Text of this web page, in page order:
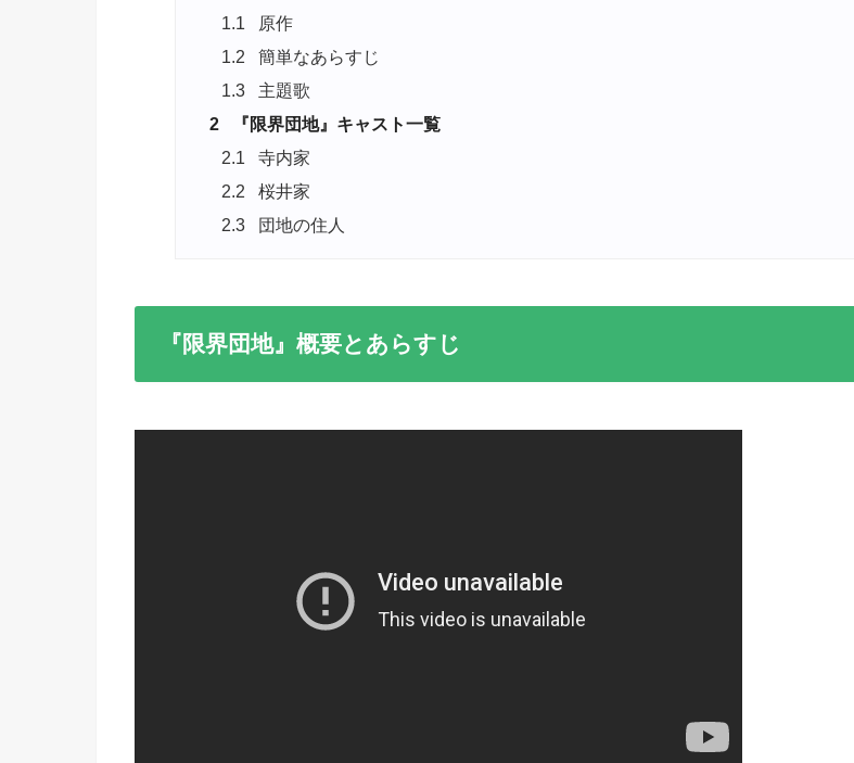
1.1
原作
1.2
簡単なあらすじ
1.3
主題歌
2
『限界団地』キャスト一覧
2.1
寺内家
2.2
桜井家
2.3
団地の住人
『限界団地』概要とあらすじ